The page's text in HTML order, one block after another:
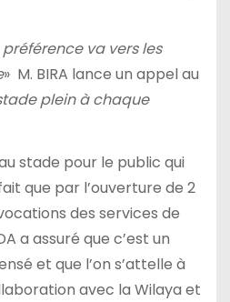
préférence va vers les
» M. BIRA lance un appel au
plein à chaque
stade pour le public qui
que par l’ouverture de 2
des services de
a assuré que c’est un
et que l’on s’attelle à
avec la Wilaya et